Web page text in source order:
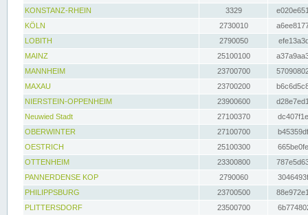
KONSTANZ-RHEIN
3329
KÖLN
2730010
LOBITH
2790050
MAINZ
25100100
MANNHEIM
23700700
MAXAU
23700200
NIERSTEIN-OPPENHEIM
23900600
Neuwied Stadt
27100370
OBERWINTER
27100700
OESTRICH
25100300
OTTENHEIM
23300800
PANNERDENSE KOP
2790060
PHILIPPSBURG
23700500
PLITTERSDORF
23500700